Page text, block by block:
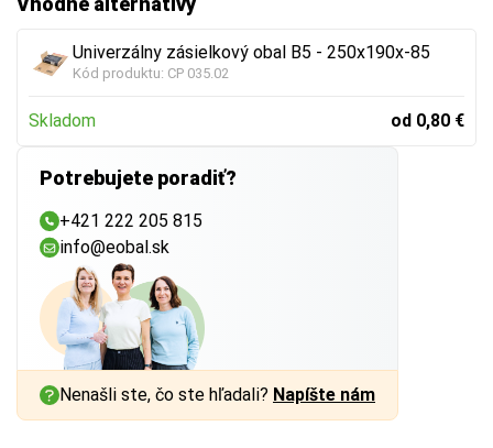
Univerzálny zásielkový obal B5 - 250x190x-85
Kód produktu: CP 035.02
Skladom od 0,80 €
Potrebujete poradiť?
+421 222 205 815
info@eobal.sk
Nenašli ste, čo ste hľadali? Napíšte nám